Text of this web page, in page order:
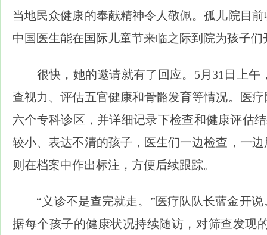
当地民众健康的奉献精神令人敬佩。孤儿院目
中国医生能在国际儿童节来临之际到院为孩子们
很快，她的邀请就有了回应。5月31日上午
查视力、评估五官健康和骨骼发育等情况。医
六个专科诊区，并详细记录下检查和健康评估
较小、表达不清的孩子，医生们一边检查，一
则在档案中作出标注，方便后续跟踪。
“义诊不是查完就走。”医疗队队长蓝金开说
据每个孩子的健康状况持续随访，对筛查发现